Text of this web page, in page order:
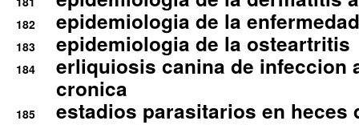
182 epidemiologia de la
183 epidemiologia de la osteartritis
184
erliquiosis canina de infeccion
cronica
185 estadios parasitarios en heces